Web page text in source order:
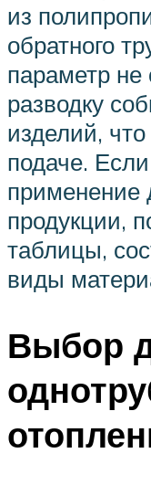
из
обратного
параметр не
разводку
изделий,
подаче.
применение
продукции,
таблицы,
виды
Выбор